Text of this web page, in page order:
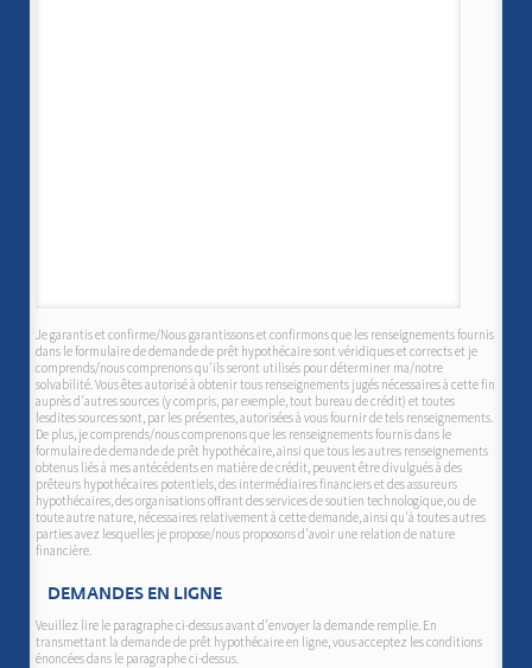
Je garantis et confirme/Nous garantissons et confirmons que les renseignements fournis
dans le formulaire de demande de prêt hypothécaire sont véridiques et corrects et je
comprends/nous comprenons qu'ils seront utilisés pour déterminer ma/notre
solvabilité. Vous êtes autorisé à obtenir tous renseignements jugés nécessaires à cette fin
auprès d'autres sources (y compris, par exemple, tout bureau de crédit) et toutes
lesdites sources sont, par les présentes, autorisées à vous fournir de tels renseignements.
De plus, je comprends/nous comprenons que les renseignements fournis dans le
formulaire de demande de prêt hypothécaire, ainsi que tous les autres renseignements
obtenus liés à mes antécédents en matière de crédit, peuvent être divulgués à des
prêteurs hypothécaires potentiels, des intermédiaires financiers et des assureurs
hypothécaires, des organisations offrant des services de soutien technologique, ou de
toute autre nature, nécessaires relativement à cette demande, ainsi qu'à toutes autres
parties avez lesquelles je propose/nous proposons d'avoir une relation de nature
financière.
DEMANDES EN LIGNE
Veuillez lire le paragraphe ci-dessus avant d'envoyer la demande remplie. En
transmettant la demande de prêt hypothécaire en ligne, vous acceptez les conditions
énoncées dans le paragraphe ci-dessus.